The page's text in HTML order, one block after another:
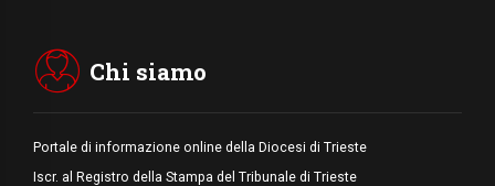
Medio Oriente
Chi siamo
Portale di informazione online della Diocesi di Trieste
Iscr. al Registro della Stampa del Tribunale di Trieste